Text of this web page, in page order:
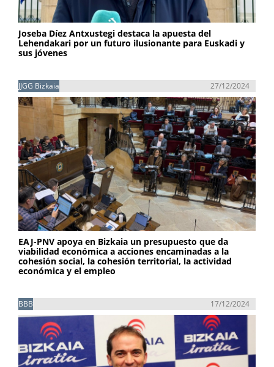
Joseba Díez Antxustegi destaca la apuesta del
Lehendakari por un futuro ilusionante para Euskadi y
sus jóvenes
JJGG Bizkaia 27/12/2024
EAJ-PNV apoya en Bizkaia un presupuesto que da
viabilidad económica a acciones encaminadas a la
cohesión social, la cohesión territorial, la actividad
económica y el empleo
BBB 17/12/2024